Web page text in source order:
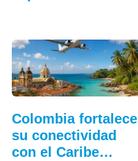
Colombia fortalece
su conectividad
con el Caribe…